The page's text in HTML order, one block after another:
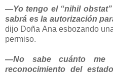
—Yo tengo el “nihil
sabrá es la autorización
dijo Doña Ana esbozando
permiso.
—No sabe cuánto me
reconocimiento del